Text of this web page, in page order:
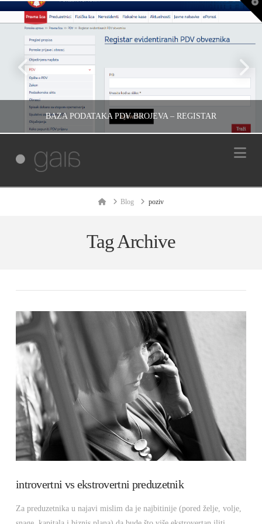
BAZA PODATAKA PDV BROJEVA – REGISTAR
INFORMACIJE, SITNICE
HomeBlog poziv
Tag Archive
introvertni vs ekstrovertni preduzetnik
Za preduzetnika u najavi mislim da je najbitinije (pored želje, volje,